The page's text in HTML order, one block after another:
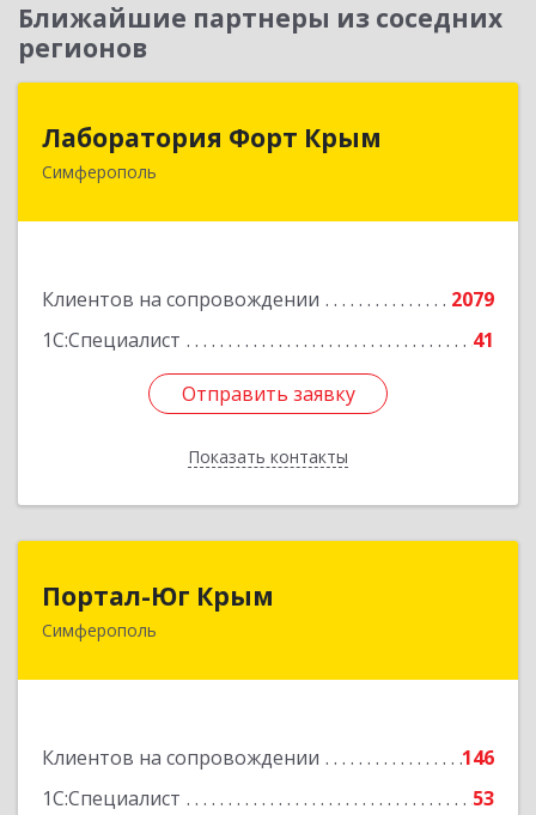
Ближайшие партнеры из соседних
регионов
Лаборатория Форт Крым
Симферополь
Клиентов на сопровождении
2079
1С:Специалист
41
Отправить заявку
Показать контакты
295034, Крым Респ, Симферополь г, Киевская
Отправить заявку
Назад
Портал-Юг Крым
Симферополь
Клиентов на сопровождении
146
1С:Специалист
53
295015, Крым Респ, Симферополь г, Козлова ул,